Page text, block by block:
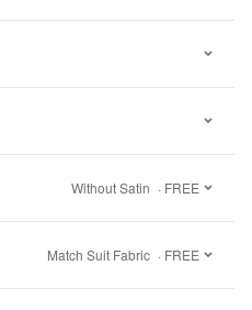
Without Satin · FREE
Match Suit Fabric · FREE